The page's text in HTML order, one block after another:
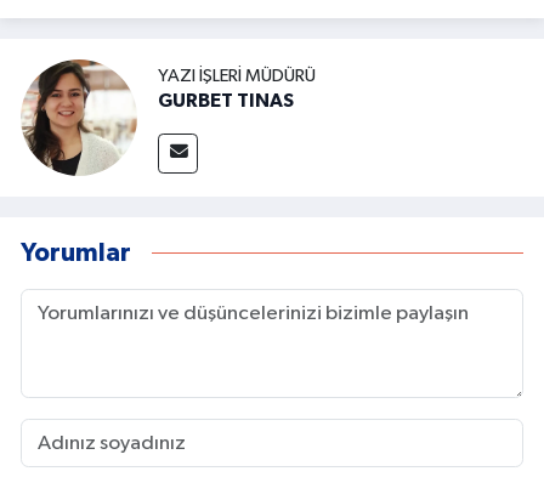
YAZI İŞLERI MÜDÜRÜ
GURBET TINAS
Yorumlar